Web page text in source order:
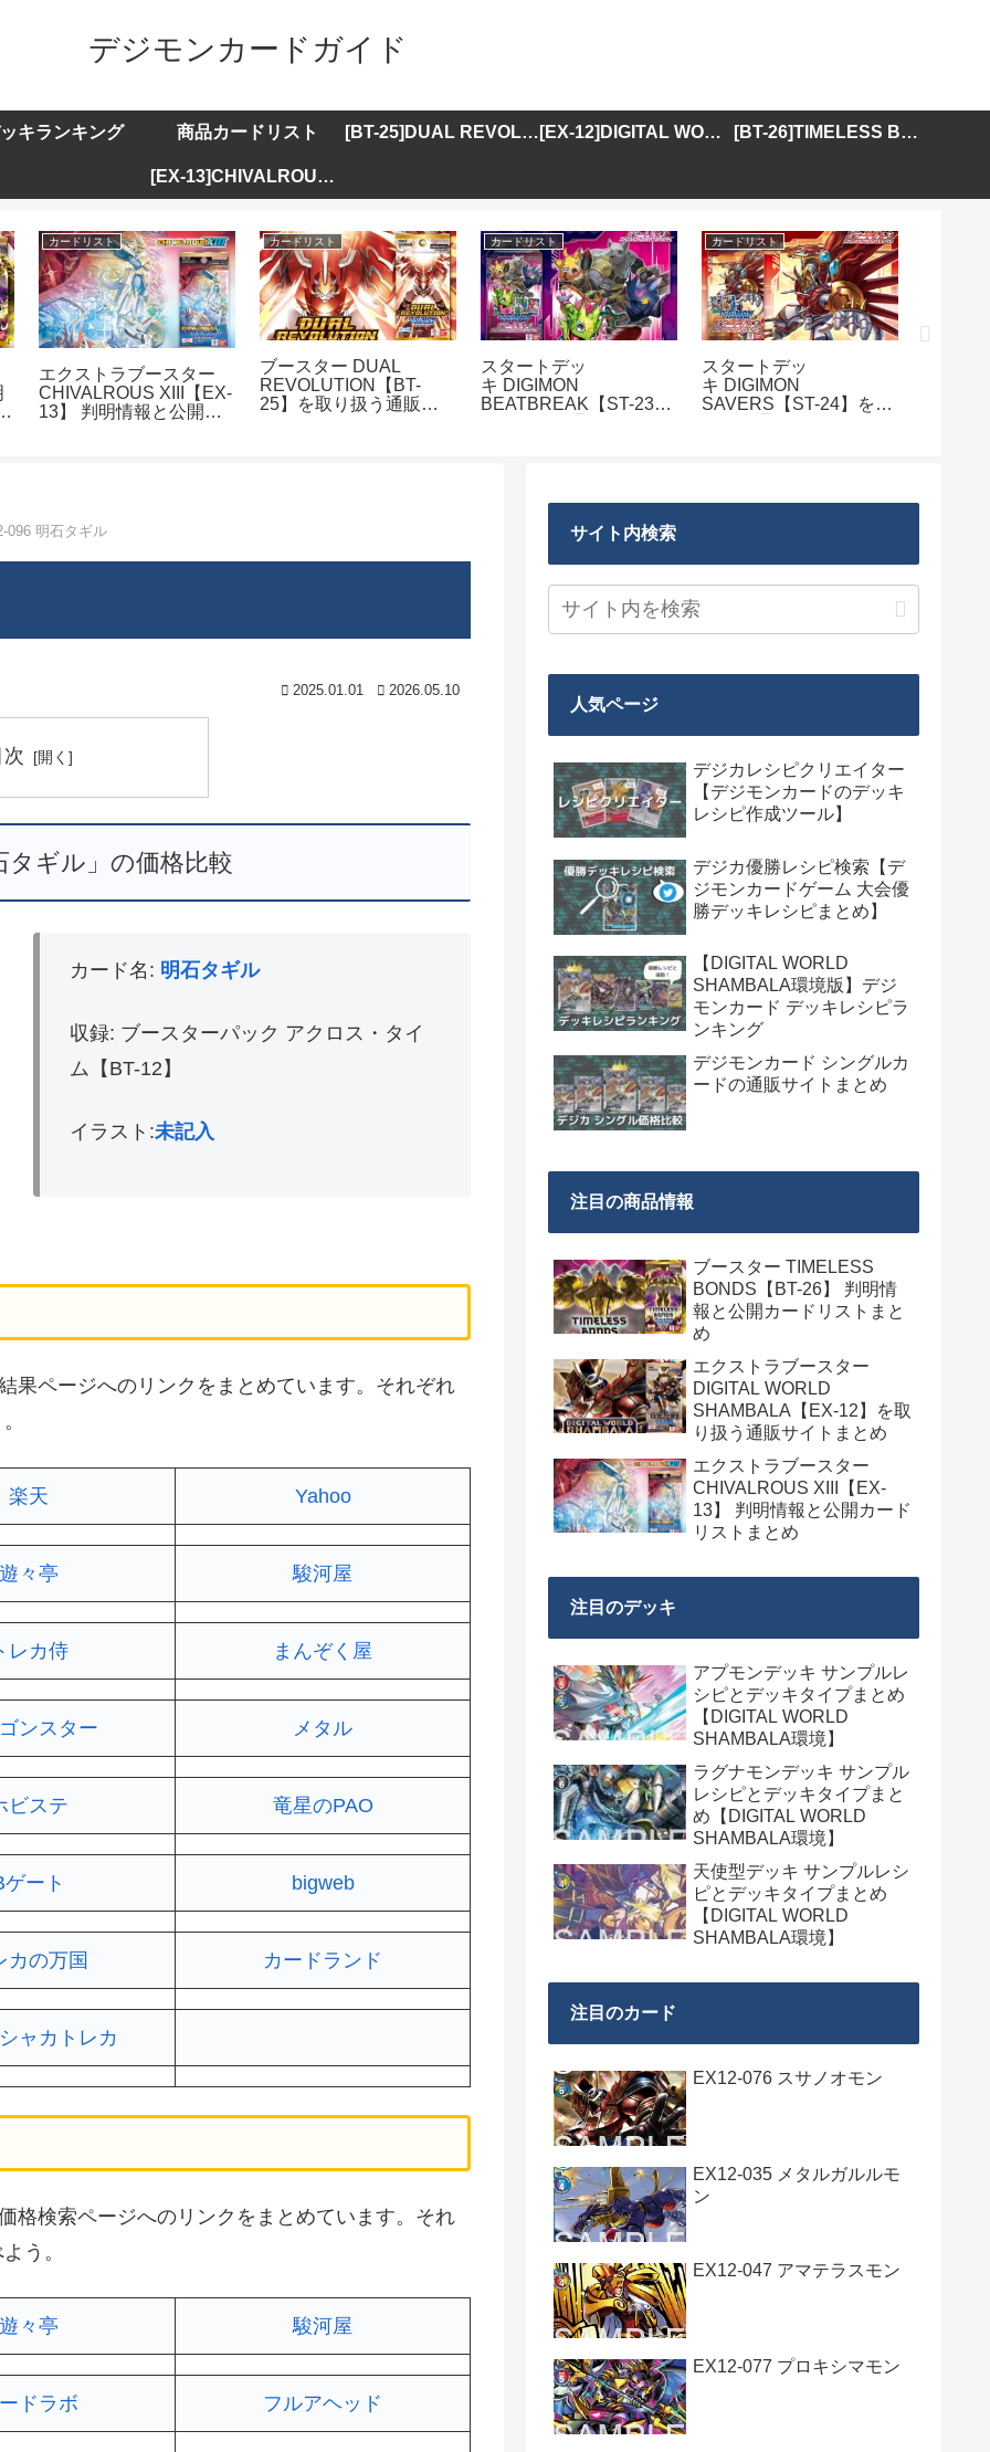
デジモンカードガイド
キランキング 商品カードリスト [BT-25]DUAL REVOLUTION [EX-12]DIGITAL WORLD SHAMBALA [BT-26]TIMELESS BONDS
[EX-13]CHIVALROUS XIII
カードリスト
エクストラブースター
CHIVALROUS XIII【EX-
13】 判明情報と公開カ
カードリスト
ブースター DUAL
REVOLUTION【BT-
25】を取り扱う通販サ
カードリスト
スタートデッ
キ DIGIMON
BEATBREAK【ST-23】
カードリスト
スタートデッ
キ DIGIMON
SAVERS【ST-24】を取
096 明石タギル
2025.01.01 2026.05.10
タギル」の価格比較
カード名: 明石タギル
収録: ブースターパック アクロス・タイ
ム【BT-12】
イラスト:未記入
果ページへのリンクをまとめています。それぞれ
楽天 Yahoo
々亭 駿河屋
レカ侍 まんぞく屋
ンスター メタル
ビステ 竜星のPAO
ゲート bigweb
カの万国 カードランド
ャカトレカ
格検索ページへのリンクをまとめています。それ
う。
々亭 駿河屋
ドラボ フルアヘッド
サイト内検索
人気ページ
デジカレシピクリエイター
【デジモンカードのデッキ
レシピ作成ツール】
デジカ優勝レシピ検索【デ
ジモンカードゲーム 大会優
勝デッキレシピまとめ】
【DIGITAL WORLD
SHAMBALA環境版】デジ
モンカード デッキレシピラ
ンキング
デジモンカード シングルカ
ードの通販サイトまとめ
注目の商品情報
ブースター TIMELESS
BONDS【BT-26】 判明情
報と公開カードリストまと
め
エクストラブースター
DIGITAL WORLD
SHAMBALA【EX-12】を取
り扱う通販サイトまとめ
エクストラブースター
CHIVALROUS XIII【EX-
13】 判明情報と公開カード
リストまとめ
注目のデッキ
アプモンデッキ サンプルレ
シピとデッキタイプまとめ
【DIGITAL WORLD
SHAMBALA環境】
ラグナモンデッキ サンプル
レシピとデッキタイプまと
め【DIGITAL WORLD
SHAMBALA環境】
天使型デッキ サンプルレシ
ピとデッキタイプまとめ
【DIGITAL WORLD
SHAMBALA環境】
注目のカード
EX12-076 スサノオモン
EX12-035 メタルガルルモ
ン
EX12-047 アマテラスモン
EX12-077 プロキシマモン